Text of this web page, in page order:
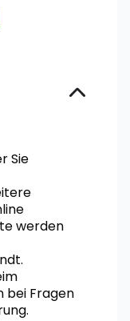
Sie
werden
bei Fragen